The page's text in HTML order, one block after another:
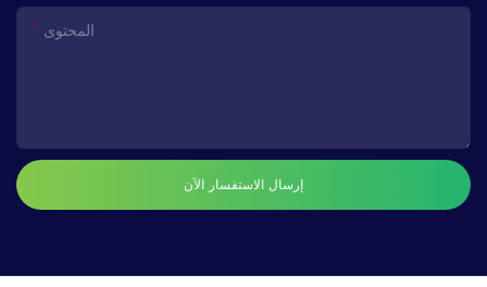
المحتوى
إرسال الاستفسار الآن